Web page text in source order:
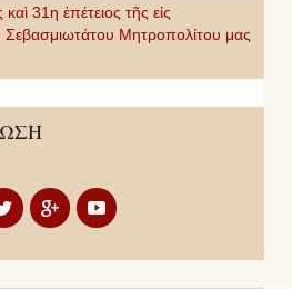
31η ἐπέτειος τῆς εἰς
Σεβασμιωτάτου Μητροπολίτου μας